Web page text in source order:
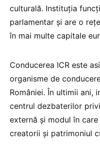
culturală. Instituția
parlamentar și are o
în mai multe capitale
Conducerea ICR este
organisme de
României. În ultimii ani,
centrul dezbaterilor
externă și modul în
creatorii și patrimoniul